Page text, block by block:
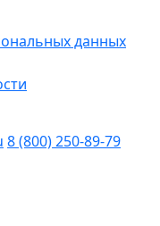
данных
8 (800) 250-89-79